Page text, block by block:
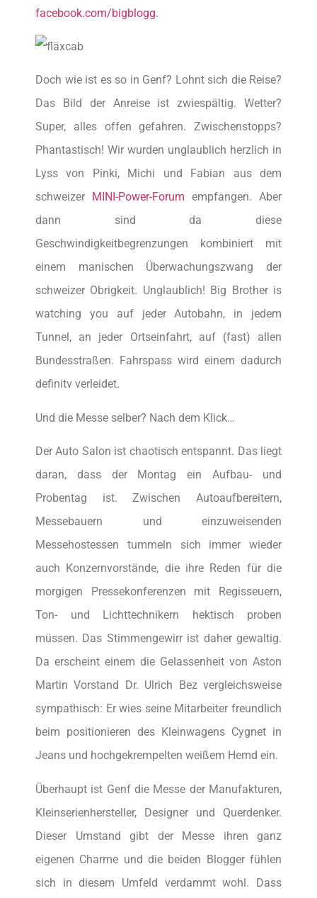
facebook.com/bigblogg.
Doch wie ist es so in Genf? Lohnt sich die Reise?
Das Bild der Anreise ist zwiespältig. Wetter?
Super, alles offen gefahren. Zwischenstopps?
Phantastisch! Wir wurden unglaublich herzlich in
Lyss von Pinki, Michi und Fabian aus dem
schweizer
MINI-Power-Forum empfangen. Aber
dann sind da diese
Geschwindigkeitbegrenzungen kombiniert mit
einem manischen Überwachungszwang der
schweizer Obrigkeit. Unglaublich! Big Brother is
watching you auf jeder Autobahn, in jedem
Tunnel, an jeder Ortseinfahrt, auf (fast) allen
Bundesstraßen. Fahrspass wird einem dadurch
definitv verleidet.
Und die Messe selber? Nach dem Klick…
Der Auto Salon ist chaotisch entspannt. Das liegt
daran, dass der Montag ein Aufbau- und
Probentag ist. Zwischen Autoaufbereitern,
Messebauern und einzuweisenden
Messehostessen tummeln sich immer wieder
auch Konzernvorstände, die ihre Reden für die
morgigen Pressekonferenzen mit Regisseuern,
Ton- und Lichttechnikern hektisch proben
müssen. Das Stimmengewirr ist daher gewaltig.
Da erscheint einem die Gelassenheit von Aston
Martin Vorstand Dr. Ulrich Bez vergleichsweise
sympathisch: Er wies seine Mitarbeiter freundlich
beim positionieren des Kleinwagens Cygnet in
Jeans und hochgekrempelten weißem Hemd ein.
Überhaupt ist Genf die Messe der Manufakturen,
Kleinserienhersteller, Designer und Querdenker.
Dieser Umstand gibt der Messe ihren ganz
eigenen Charme und die beiden Blogger fühlen
sich in diesem Umfeld verdammt wohl. Dass